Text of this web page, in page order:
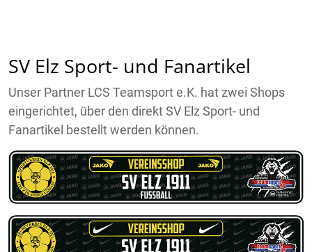
SV Elz Sport- und Fanartikel
Unser Partner LCS Teamsport e.K. hat zwei Shops
eingerichtet, über den direkt SV Elz Sport- und
Fanartikel bestellt werden können.